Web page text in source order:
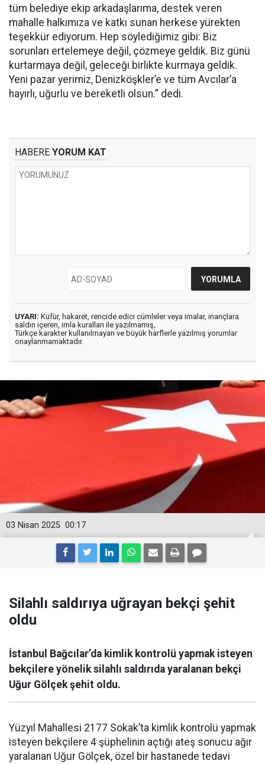
tüm belediye ekip arkadaşlarıma, destek veren
mahalle halkımıza ve katkı sunan herkese yürekten
teşekkür ediyorum. Hep söylediğimiz gibi: Biz
sorunları ertelemeye değil, çözmeye geldik. Biz günü
kurtarmaya değil, geleceği birlikte kurmaya geldik.
Yeni pazar yerimiz, Denizköşkler’e ve tüm Avcılar’a
hayırlı, uğurlu ve bereketli olsun.” dedi.
HABERE YORUM KAT
UYARI: Küfür, hakaret, rencide edici cümleler veya imalar, inançlara
saldırı içeren, imla kuralları ile yazılmamış,
Türkçe karakter kullanılmayan ve büyük harflerle yazılmış yorumlar
onaylanmamaktadır.
00:17
03 Nisan 2025
Silahlı saldırıya uğrayan bekçi şehit
oldu
İstanbul Bağcılar’da kimlik kontrolü yapmak isteyen
bekçilere yönelik silahlı saldırıda yaralanan bekçi
Uğur Gölçek şehit oldu.
Yüzyıl Mahallesi 2177 Sokak’ta kimlik kontrolü yapmak
isteyen bekçilere 4 şüphelinin açtığı ateş sonucu ağır
yaralanan Uğur Gölçek, özel bir hastanede tedavi